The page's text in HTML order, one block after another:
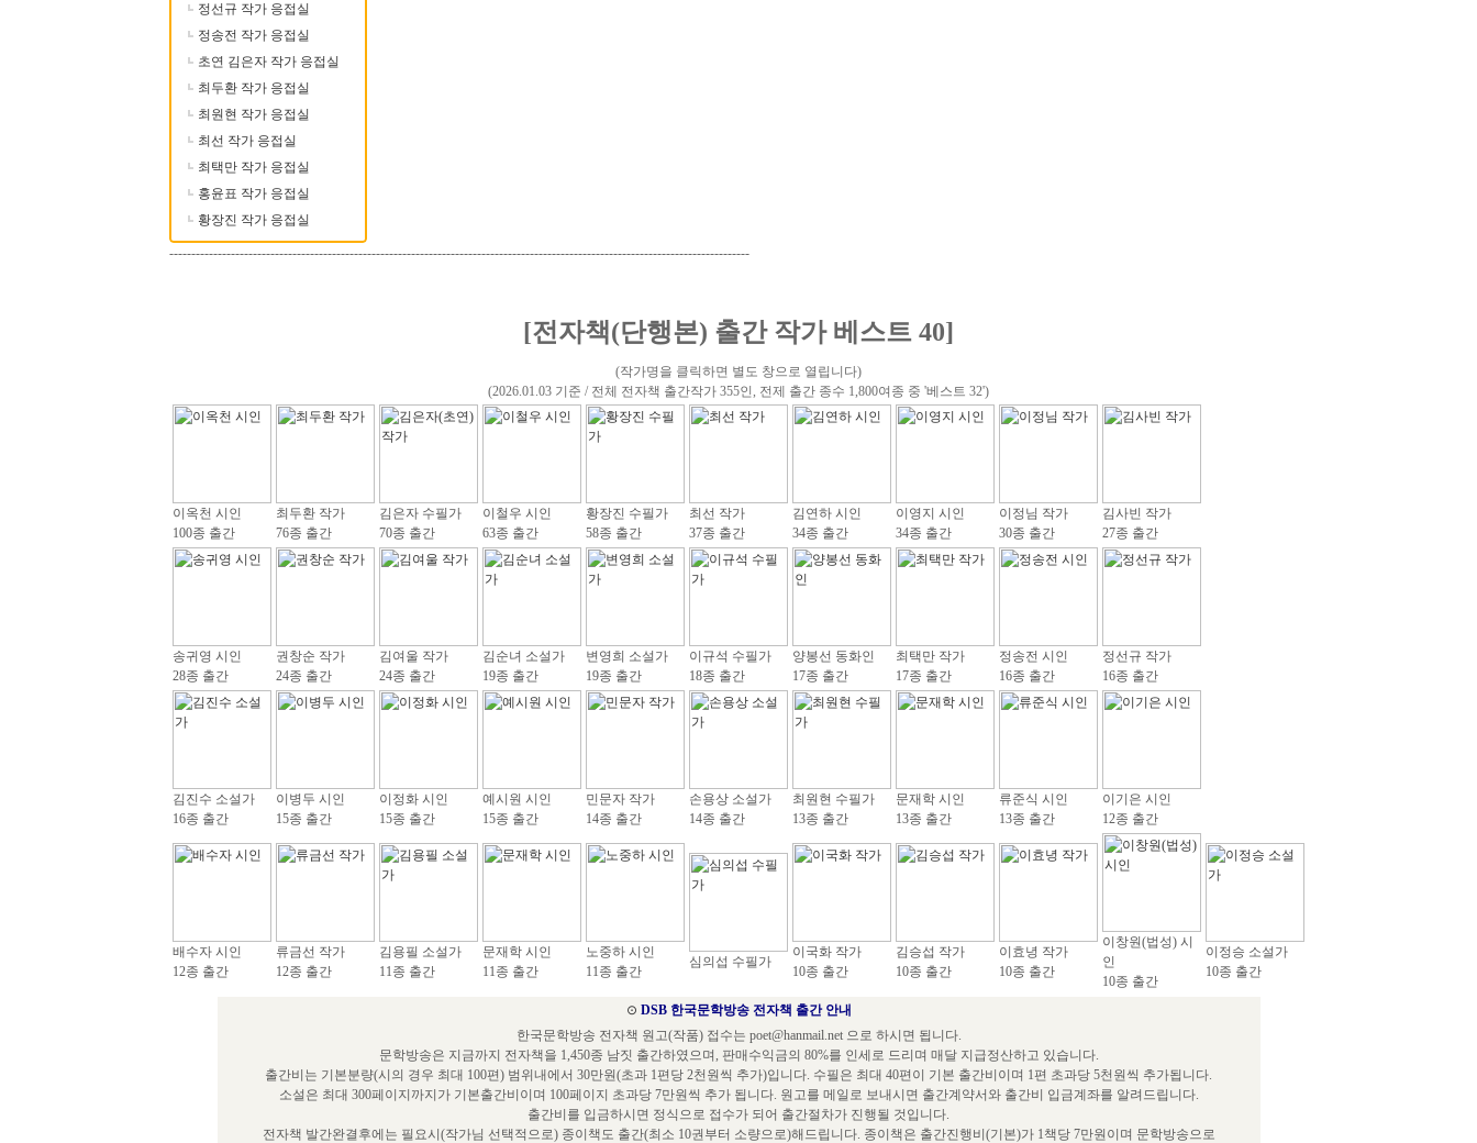
정선규 작가 응접실
정송전 작가 응접실
초연 김은자 작가 응접실
최두환 작가 응접실
최원현 작가 응접실
최선 작가 응접실
최택만 작가 응접실
홍윤표 작가 응접실
황장진 작가 응접실
------------------------------------------------------------------------------------------------------------------------------------
[전자책(단행본) 출간 작가 베스트 40]
(작가명을 클릭하면 별도 창으로 열립니다)
(2026.01.03 기준 / 전체 전자책 출간작가 355인, 전제 출간 종수 1,800여종 중 '베스트 32')
이옥천 시인
100종 출간
최두환 작가
76종 출간
김은자 수필가
70종 출간
이철우 시인
63종 출간
황장진 수필가
58종 출간
최선 작가
37종 출간
김연하 시인
34종 출간
이영지 시인
34종 출간
이정님 작가
30종 출간
김사빈 작가
27종 출간
송귀영 시인
28종 출간
권창순 작가
24종 출간
김여울 작가
24종 출간
김순녀 소설가
19종 출간
변영희 소설가
19종 출간
이규석 수필가
18종 출간
양봉선 동화인
17종 출간
최택만 작가
17종 출간
정송전 시인
16종 출간
정선규 작가
16종 출간
김진수 소설가
16종 출간
이병두 시인
15종 출간
이정화 시인
15종 출간
예시원 시인
15종 출간
민문자 작가
14종 출간
손용상 소설가
14종 출간
최원현 수필가
13종 출간
문재학 시인
13종 출간
류준식 시인
13종 출간
이기은 시인
12종 출간
배수자 시인
12종 출간
류금선 작가
12종 출간
김용필 소설가
11종 출간
문재학 시인
11종 출간
노중하 시인
11종 출간
심의섭 수필가
이국화 작가
10종 출간
김승섭 작가
10종 출간
이효녕 작가
10종 출간
이창원(법성) 시
인
10종 출간
이정승 소설가
10종 출간
⊙ DSB 한국문학방송 전자책 출간 안내
한국문학방송 전자책 원고(작품) 접수는 poet@hanmail.net 으로 하시면 됩니다.
문학방송은 지금까지 전자책을 1,450종 남짓 출간하였으며, 판매수익금의 80%를 인세로 드리며 매달 지급정산하고 있습니다.
출간비는 기본분량(시의 경우 최대 100편) 범위내에서 30만원(초과 1편당 2천원씩 추가)입니다. 수필은 최대 40편이 기본 출간비이며 1편 초과당 5천원씩 추가됩니다.
소설은 최대 300페이지까지가 기본출간비이며 100페이지 초과당 7만원씩 추가 됩니다. 원고를 메일로 보내시면 출간계약서와 출간비 입금계좌를 알려드립니다.
출간비를 입금하시면 정식으로 접수가 되어 출간절차가 진행될 것입니다.
전자책 발간완결후에는 필요시(작가님 선택적으로) 종이책도 출간(최소 10권부터 소량으로)해드립니다. 종이책은 출간진행비(기본)가 1책당 7만원이며 문학방송으로